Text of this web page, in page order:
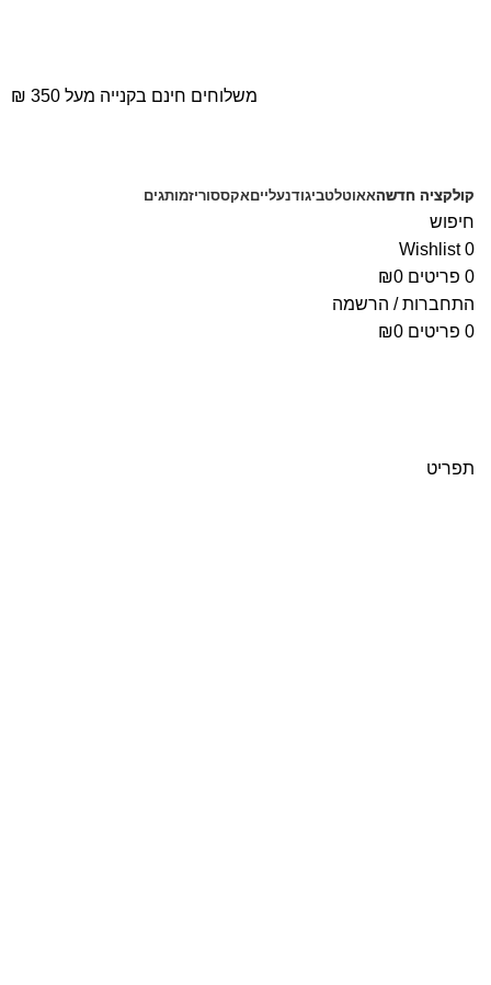
קולקציה חדשהאאוטלטביגודנעלייםאקססוריזמותגים
חיפוש
0
Wishlist
0 פריטים ₪0
התחברות / הרשמה
0 פריטים ₪0
תפריט
משלוחים חינם בקנייה מעל 350 ₪